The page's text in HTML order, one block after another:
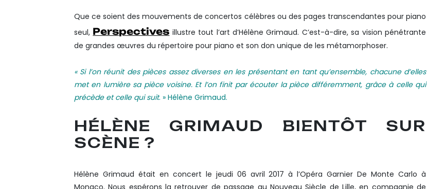
Que ce soient des mouvements de concertos célèbres ou des pages transcendantes pour piano
seul, Perspectives illustre tout l’art d’Hélène Grimaud. C’est-à-dire, sa vision pénétrante
de grandes œuvres du répertoire pour piano et son don unique de les métamorphoser.
« Si l’on réunit des pièces assez diverses en les présentant en tant qu’ensemble, chacune d’elles
met en lumière sa pièce voisine. Et l’on finit par écouter la pièce différemment, grâce à celle qui
précède et celle qui suit. » Hélène Grimaud.
HÉLÈNE GRIMAUD BIENTÔT SUR
SCÈNE ?
Hélène Grimaud était en concert le jeudi 06 avril 2017 à l’Opéra Garnier De Monte Carlo à
Monaco. Nous espérons la retrouver de passage au Nouveau Siècle de Lille, en compagnie de